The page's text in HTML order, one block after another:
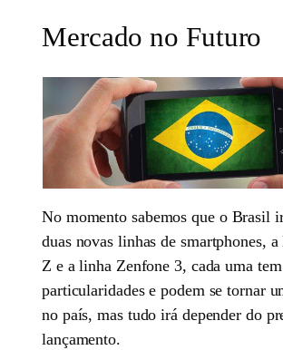
Mercado no Futuro
No momento sabemos que o Brasil
duas novas linhas de smartphones,
Z e a linha Zenfone 3, cada uma tem
particularidades e podem se tornar
no país, mas tudo irá depender do
lançamento.